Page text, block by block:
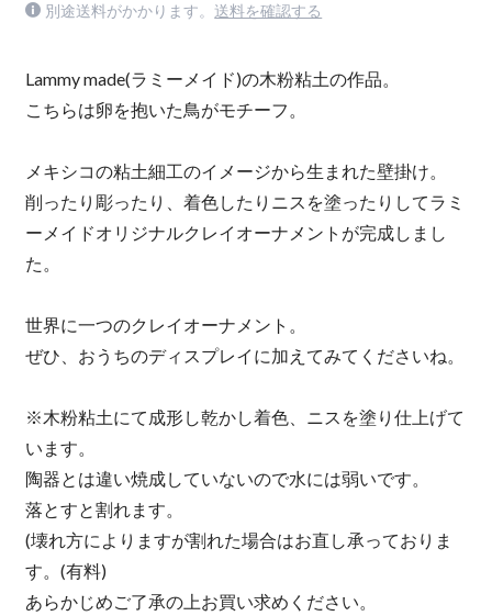
別途送料がかかります。 送料を確認する
Lammy made(ラミーメイド)の木粉粘土の作品。
こちらは卵を抱いた鳥がモチーフ。
メキシコの粘土細工のイメージから生まれた壁掛け。
削ったり彫ったり、着色したりニスを塗ったりしてラミ
ーメイドオリジナルクレイオーナメントが完成しまし
た。
世界に一つのクレイオーナメント。
ぜひ、おうちのディスプレイに加えてみてくださいね。
※木粉粘土にて成形し乾かし着色、ニスを塗り仕上げて
います。
陶器とは違い焼成していないので水には弱いです。
落とすと割れます。
(壊れ方によりますが割れた場合はお直し承っておりま
す。(有料)
あらかじめご了承の上お買い求めください。